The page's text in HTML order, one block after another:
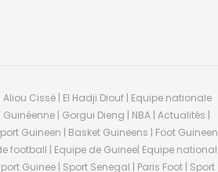
Cissé | El Hadji Diouf | Equipe nationale
| Gorgui Dieng | NBA | Actualités |
Guineen | Basket Guineens | Foot Guineen
football | Equipe de Guinee| Equipe national
Guinee | Sport Senegal | Paris Foot | Sport